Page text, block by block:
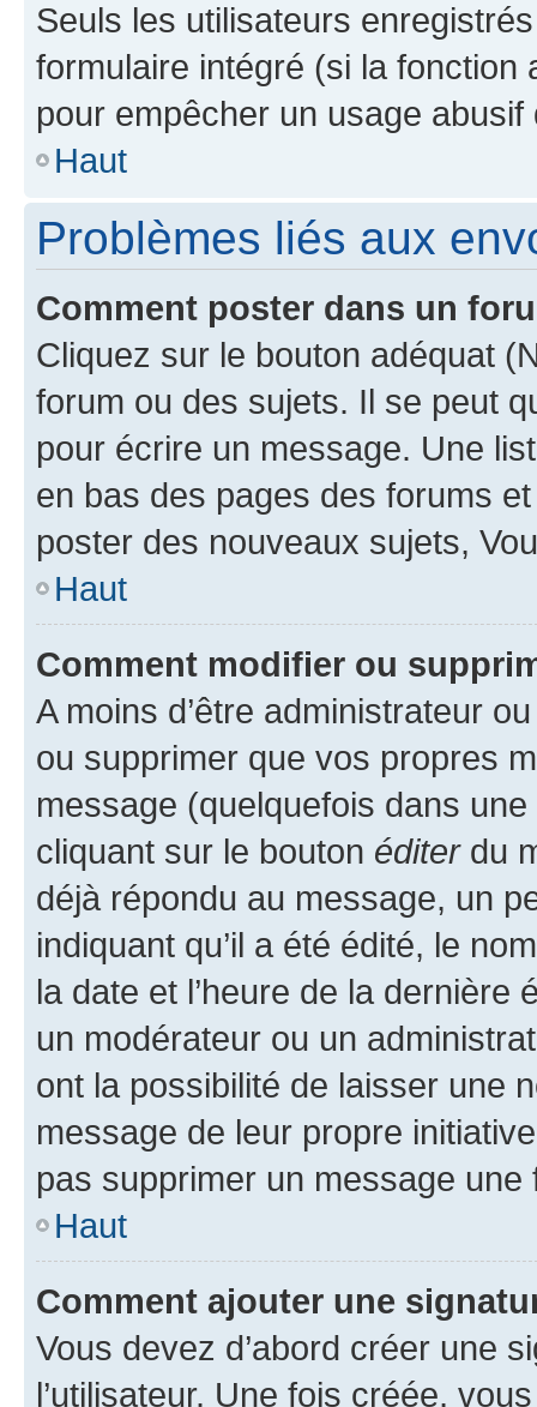
Seuls les utilisateurs
formulaire intégré (si la fonction
pour empêcher un usage
Haut
Problèmes liés aux
Comment poster dans un
Cliquez sur le bouton adéquat
forum ou des sujets. Il se peut
pour écrire un message. Une
en bas des pages des forums
poster des nouveaux sujets,
Haut
Comment modifier ou
A moins d’être administrateur
ou supprimer que vos propres
message (quelquefois dans
cliquant sur le bouton éditerdu
déjà répondu au message, un
indiquant qu’il a été édité, le
la date et l’heure de la dernière
un modérateur ou un
ont la possibilité de laisser une
message de leur propre
pas supprimer un message une
Haut
Comment ajouter une
Vous devez d’abord créer une
l’utilisateur. Une fois créée,